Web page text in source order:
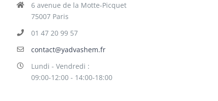
6 avenue de la Motte-Picquet
75007 Paris
01 47 20 99 57
contact@yadvashem.fr
Lundi - Vendredi :
09:00-12:00 - 14:00-18:00